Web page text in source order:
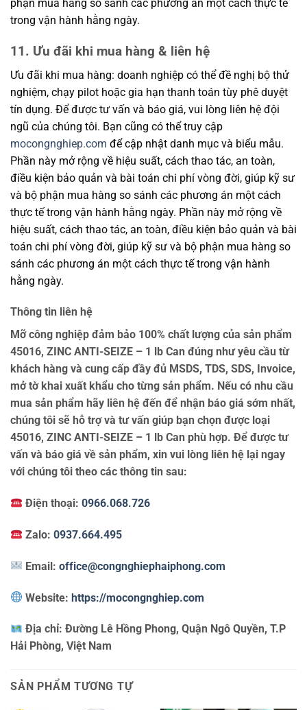
phận mua hàng so sánh các phương án một cách thực tế
trong vận hành hằng ngày.
11. Ưu đãi khi mua hàng & liên hệ
Ưu đãi khi mua hàng: doanh nghiệp có thể đề nghị bộ thử
nghiệm, chạy pilot hoặc gia hạn thanh toán tùy phê duyệt
tín dụng. Để được tư vấn và báo giá, vui lòng liên hệ đội
ngũ của chúng tôi. Bạn cũng có thể truy cập
mocongnghiep.com để cập nhật danh mục và biểu mẫu.
Phần này mở rộng về hiệu suất, cách thao tác, an toàn,
điều kiện bảo quản và bài toán chi phí vòng đời, giúp kỹ sư
và bộ phận mua hàng so sánh các phương án một cách
thực tế trong vận hành hằng ngày. Phần này mở rộng về
hiệu suất, cách thao tác, an toàn, điều kiện bảo quản và bài
toán chi phí vòng đời, giúp kỹ sư và bộ phận mua hàng so
sánh các phương án một cách thực tế trong vận hành
hằng ngày.
Thông tin liên hệ
Mỡ công nghiệp đảm bảo 100% chất lượng của sản phẩm
45016, ZINC ANTI-SEIZE – 1 lb Can đúng như yêu cầu từ
khách hàng và cung cấp đầy đủ MSDS, TDS, SDS, Invoice,
mở tờ khai xuất khẩu cho từng sản phẩm. Nếu có nhu cầu
mua sản phẩm hãy liên hệ đến để nhận báo giá sớm nhất,
chúng tôi sẽ hỗ trợ và tư vấn giúp bạn chọn được loại
45016, ZINC ANTI-SEIZE – 1 lb Can phù hợp. Để được tư
vấn và báo giá về sản phẩm, xin vui lòng liên hệ lại ngay
với chúng tôi theo các thông tin sau:
Điện thoại:0966.068.726
Zalo:0937.664.495
Email:office@congnghiephaiphong.com
Website:https://mocongnghiep.com
Địa chỉ:Đường Lê Hồng Phong, Quận Ngô Quyền, T.P
Hải Phòng, Việt Nam
SẢN PHẨM TƯƠNG TỰ